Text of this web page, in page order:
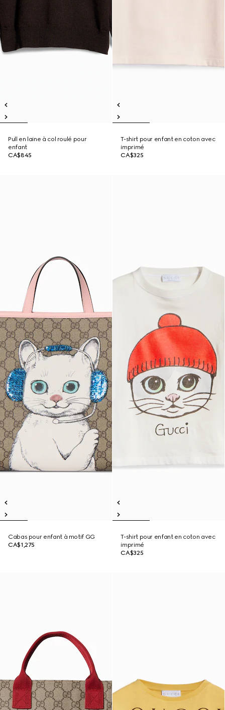
Pull en laine à col roulé pour
enfant
CA$845
T-shirt pour enfant en coton avec
imprimé
CA$325
Cabas pour enfant à motif GG
CA$1,275
T-shirt pour enfant en coton avec
imprimé
CA$325